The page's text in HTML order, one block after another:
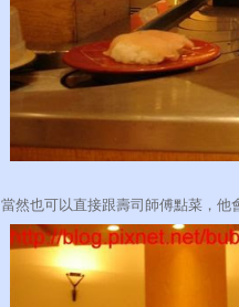
當然也可以直接跟壽司師傅點菜，他